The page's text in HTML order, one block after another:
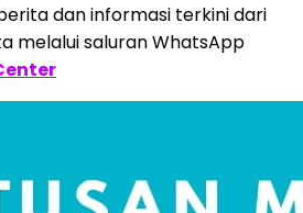
dan informasi terkini dari
melalui saluran WhatsApp